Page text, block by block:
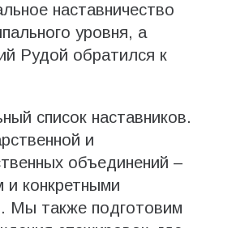
наставничество
уровня, а
Рудой обратился к
список наставников.
и
объединений –
конкретными
Мы также подготовим